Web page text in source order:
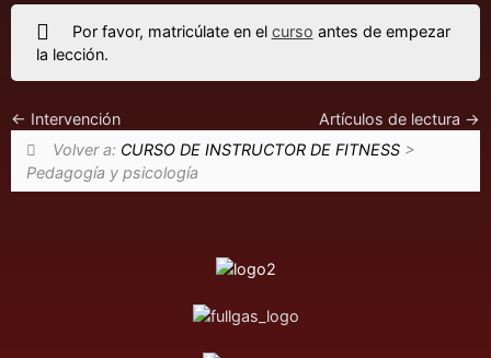
Por favor, matricúlate en el curso antes de empezar
la lección.
Intervención
Artículos de lectura
Volver a: CURSO DE INSTRUCTOR DE FITNESS>
Pedagogía y psicología